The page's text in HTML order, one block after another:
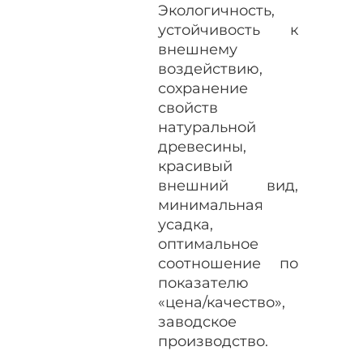
Экологичность,
устойчивость к
внешнему
воздействию,
сохранение
свойств
натуральной
древесины,
красивый
внешний вид,
минимальная
усадка,
оптимальное
соотношение по
показателю
«цена/качество»,
заводское
производство.